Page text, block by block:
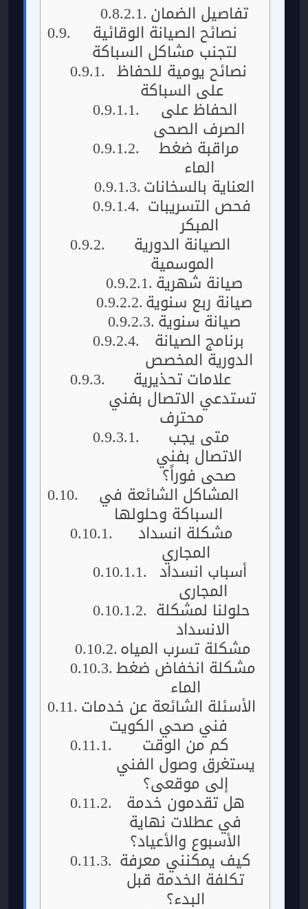
تفاصيل الضمان
نصائح الصيانة الوقائية
لتجنب مشاكل السباكة
نصائح يومية للحفاظ
على السباكة
الحفاظ على
الصرف الصحي
مراقبة ضغط
الماء
العناية بالسخانات
فحص التسريبات
المبكر
الصيانة الدورية
الموسمية
صيانة شهرية
صيانة ربع سنوية
صيانة سنوية
برنامج الصيانة
الدورية المخصص
علامات تحذيرية
تستدعي الاتصال بفني
محترف
متى يجب
الاتصال بفني
صحي فوراً؟
المشاكل الشائعة في
السباكة وحلولها
مشكلة انسداد
المجاري
أسباب انسداد
المجاري
حلولنا لمشكلة
الانسداد
مشكلة تسرب المياه
مشكلة انخفاض ضغط
الماء
الأسئلة الشائعة عن خدمات
فني صحي الكويت
كم من الوقت
يستغرق وصول الفني
إلى موقعي؟
هل تقدمون خدمة
في عطلات نهاية
الأسبوع والأعياد؟
كيف يمكنني معرفة
تكلفة الخدمة قبل
البدء؟